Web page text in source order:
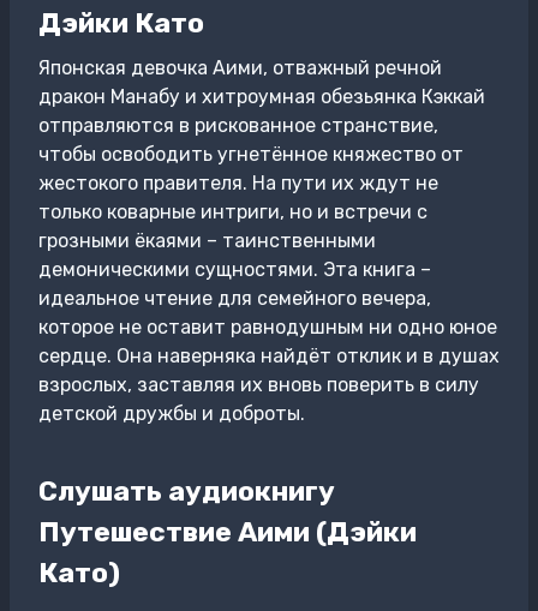
Дэйки Като
Японская девочка Аими, отважный речной
дракон Манабу и хитроумная обезьянка Кэккай
отправляются в рискованное странствие,
чтобы освободить угнетённое княжество от
жестокого правителя. На пути их ждут не
только коварные интриги, но и встречи с
грозными ёкаями – таинственными
демоническими сущностями. Эта книга –
идеальное чтение для семейного вечера,
которое не оставит равнодушным ни одно юное
сердце. Она наверняка найдёт отклик и в душах
взрослых, заставляя их вновь поверить в силу
детской дружбы и доброты.
Слушать аудиокнигу
Путешествие Аими (Дэйки
Като)